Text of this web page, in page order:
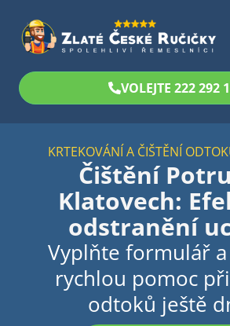
VOLEJTE 222 292
KRTEKOVÁNÍ A ČIŠTĚNÍ
Čištění
Klatovech:
odstranění
Vyplňte formulář
rychlou pomoc
odtoků ještě